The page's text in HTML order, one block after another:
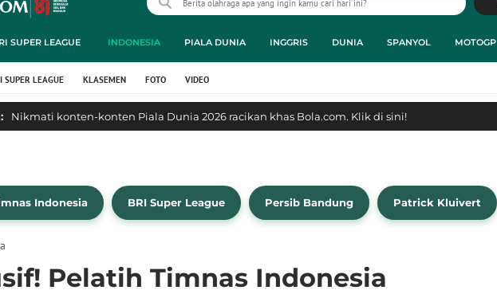
SUPER LEAGUE INDONESIA PIALA DUNIA INGGRIS DUNIA SPANYOL MOTOGP
SUPER LEAGUE KLASEMEN FOTO VIDEO
Nikmati konten-konten Piala Dunia 2026 racikan khas Bola.com. Klik di sini!
Indonesia BRI Super League Persib Bandung Patrick Kluivert
Pelatih Timnas Indonesia